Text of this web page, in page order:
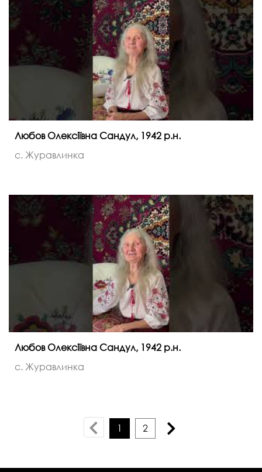
Любов Олексіївна Сандул, 1942 р.н.
с. Журавлинка
Любов Олексіївна Сандул, 1942 р.н.
с. Журавлинка
1 2